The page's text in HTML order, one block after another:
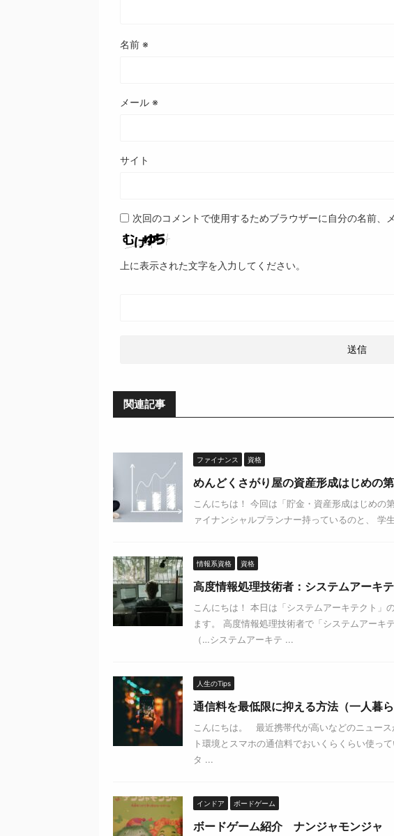
名前 ※
メール ※
サイト
次回のコメントで使用するためブラウザーに自分の名前、
上に表示された文字を入力してください。
関連記事
ファイナンス 資格
めんどくさがり屋の資産形成はじめの
こんにちは！ 今回は「貯金・資産形成はじめ
ァイナンシャルプランナー持っているのと、 学
情報系資格 資格
高度情報処理技術者：システムアーキ
こんにちは！ 本日は「システムアーキテクト」
ます。 高度情報処理技術者で「システムアーキ
（…システムアーキテ ...
人生のTips
通信料を最低限に抑える方法（一人暮
こんにちは。 最近携帯代が高いなどのニュー
ト環境とスマホの通信料でおいくらくらい使
タ ...
インドア ボードゲーム
ボードゲーム紹介 ナンジャモンジャ